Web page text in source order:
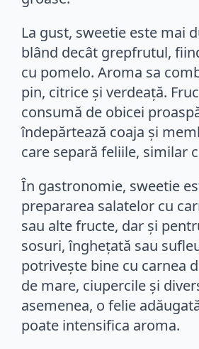
La gust, sweetie este mai
blând decât grepfrutul,
cu pomelo. Aroma sa
pin, citrice și verdeață.
consumă de obicei
îndepărtează coaja și
care separă feliile, similar
În gastronomie, sweetie
prepararea salatelor cu
sau alte fructe, dar și
sosuri, înghețată sau
potrivește bine cu carnea
de mare, ciupercile și
asemenea, o felie
poate intensifica aroma.